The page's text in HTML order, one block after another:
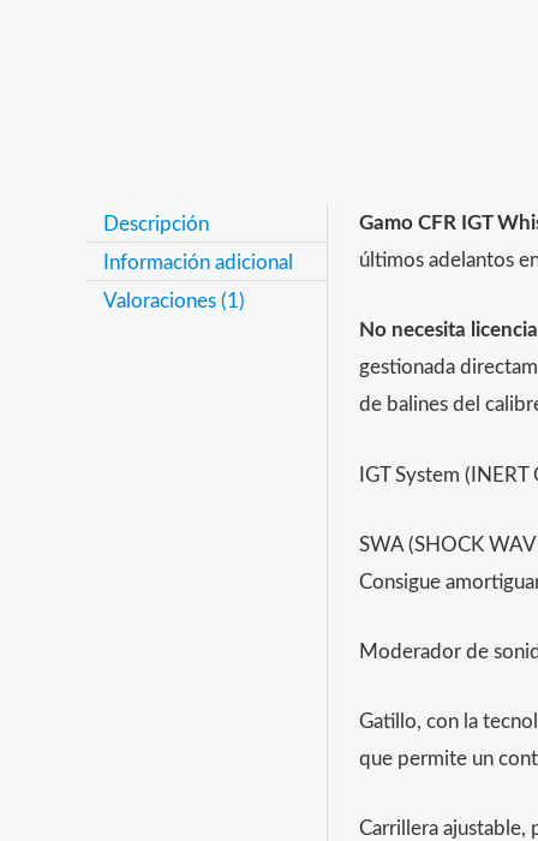
Descripción
Información adicional
Valoraciones (1)
Gamo CFR IGT
últimos adelantos
No necesita licencia
gestionada
de balines del
IGT System
SWA (SHOCK
Consigue
Moderador de
Gatillo, con la
que permite un
Carrillera ajustable,